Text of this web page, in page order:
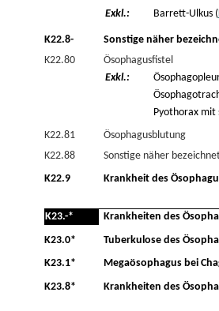
Exkl.:
Barrett-Ulkus (
K22.8-
Sonstige näher
K22.80
Ösophagusfistel
Exkl.:
Pyothorax mit
K22.81
Ösophagusblutung
K22.88
Sonstige näher
K22.9
Krankheit des
K23.-*
Krankheiten des
K23.0*
Tuberkulose des
K23.1*
Megaösophagus bei
K23.8*
Krankheiten des